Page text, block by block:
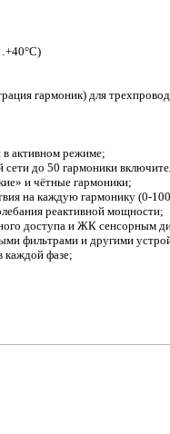
гармоник) для
в активном режиме;
до 50 гармоники
и чётные гармоники;
на каждую гармонику (0-
реактивной мощности;
доступа и ЖК сенсорным
фильтрами и другими
каждой фазе;